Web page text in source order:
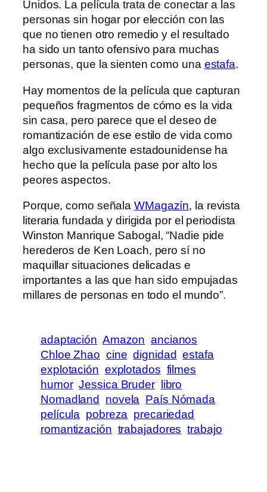
Unidos. La película trata de conectar a las
personas sin hogar por elección con las
que no tienen otro remedio y el resultado
ha sido un tanto ofensivo para muchas
personas, que la sienten como una estafa.
Hay momentos de la película que capturan
pequeños fragmentos de cómo es la vida
sin casa, pero parece que el deseo de
romantización de ese estilo de vida como
algo exclusivamente estadounidense ha
hecho que la película pase por alto los
peores aspectos.
Porque, como señala WMagazín, la revista
literaria fundada y dirigida por el periodista
Winston Manrique Sabogal, “Nadie pide
herederos de Ken Loach, pero sí no
maquillar situaciones delicadas e
importantes a las que han sido empujadas
millares de personas en todo el mundo”.
adaptación Amazon ancianos
Chloe Zhao cine dignidad estafa
explotación explotados filmes
humor Jessica Bruder
libro
Nomadland
novela País Nómada
película pobreza precariedad
romantización trabajadores trabajo